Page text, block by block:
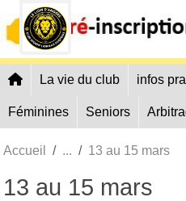
La vie du club infos
Féminines Seniors
Accueil 13 au 15 mars
13 au 15 mars
Panneau de gestion des cookies